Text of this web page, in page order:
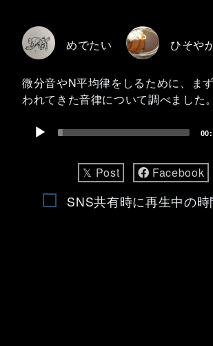
めでたい ひそや
微分音やN平均律をしるために、ま
われてきた音律について調べました。
Audio
Player
𝕏 Post Facebook
SNS共有時に再生中の時